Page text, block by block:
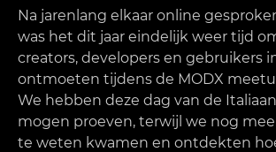
Na jarenlang elkaar online
was het dit jaar eindelijk weer tijd
creators, developers en gebruikers
ontmoeten tijdens de MODX
We hebben deze dag van de
mogen proeven, terwijl we nog
te weten kwamen en ontdekten